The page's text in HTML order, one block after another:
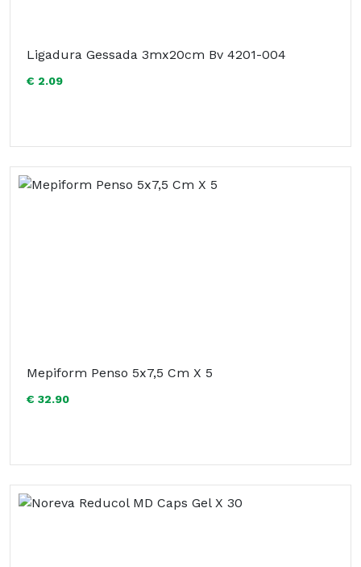
Ligadura Gessada 3mx20cm Bv 4201-004
€ 2.09
Mepiform Penso 5x7,5 Cm X 5
€ 32.90